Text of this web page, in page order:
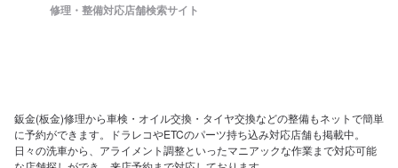
修理・整備対応店舗検索サイト
鈑金(板金)修理から車検・オイル交換・タイヤ交換などの整備もネットで簡単
に予約ができます。ドラレコやETCのパーツ持ち込み対応店舗も掲載中。
日々の洗車から、アライメント調整といったマニアックな作業まで対応可能